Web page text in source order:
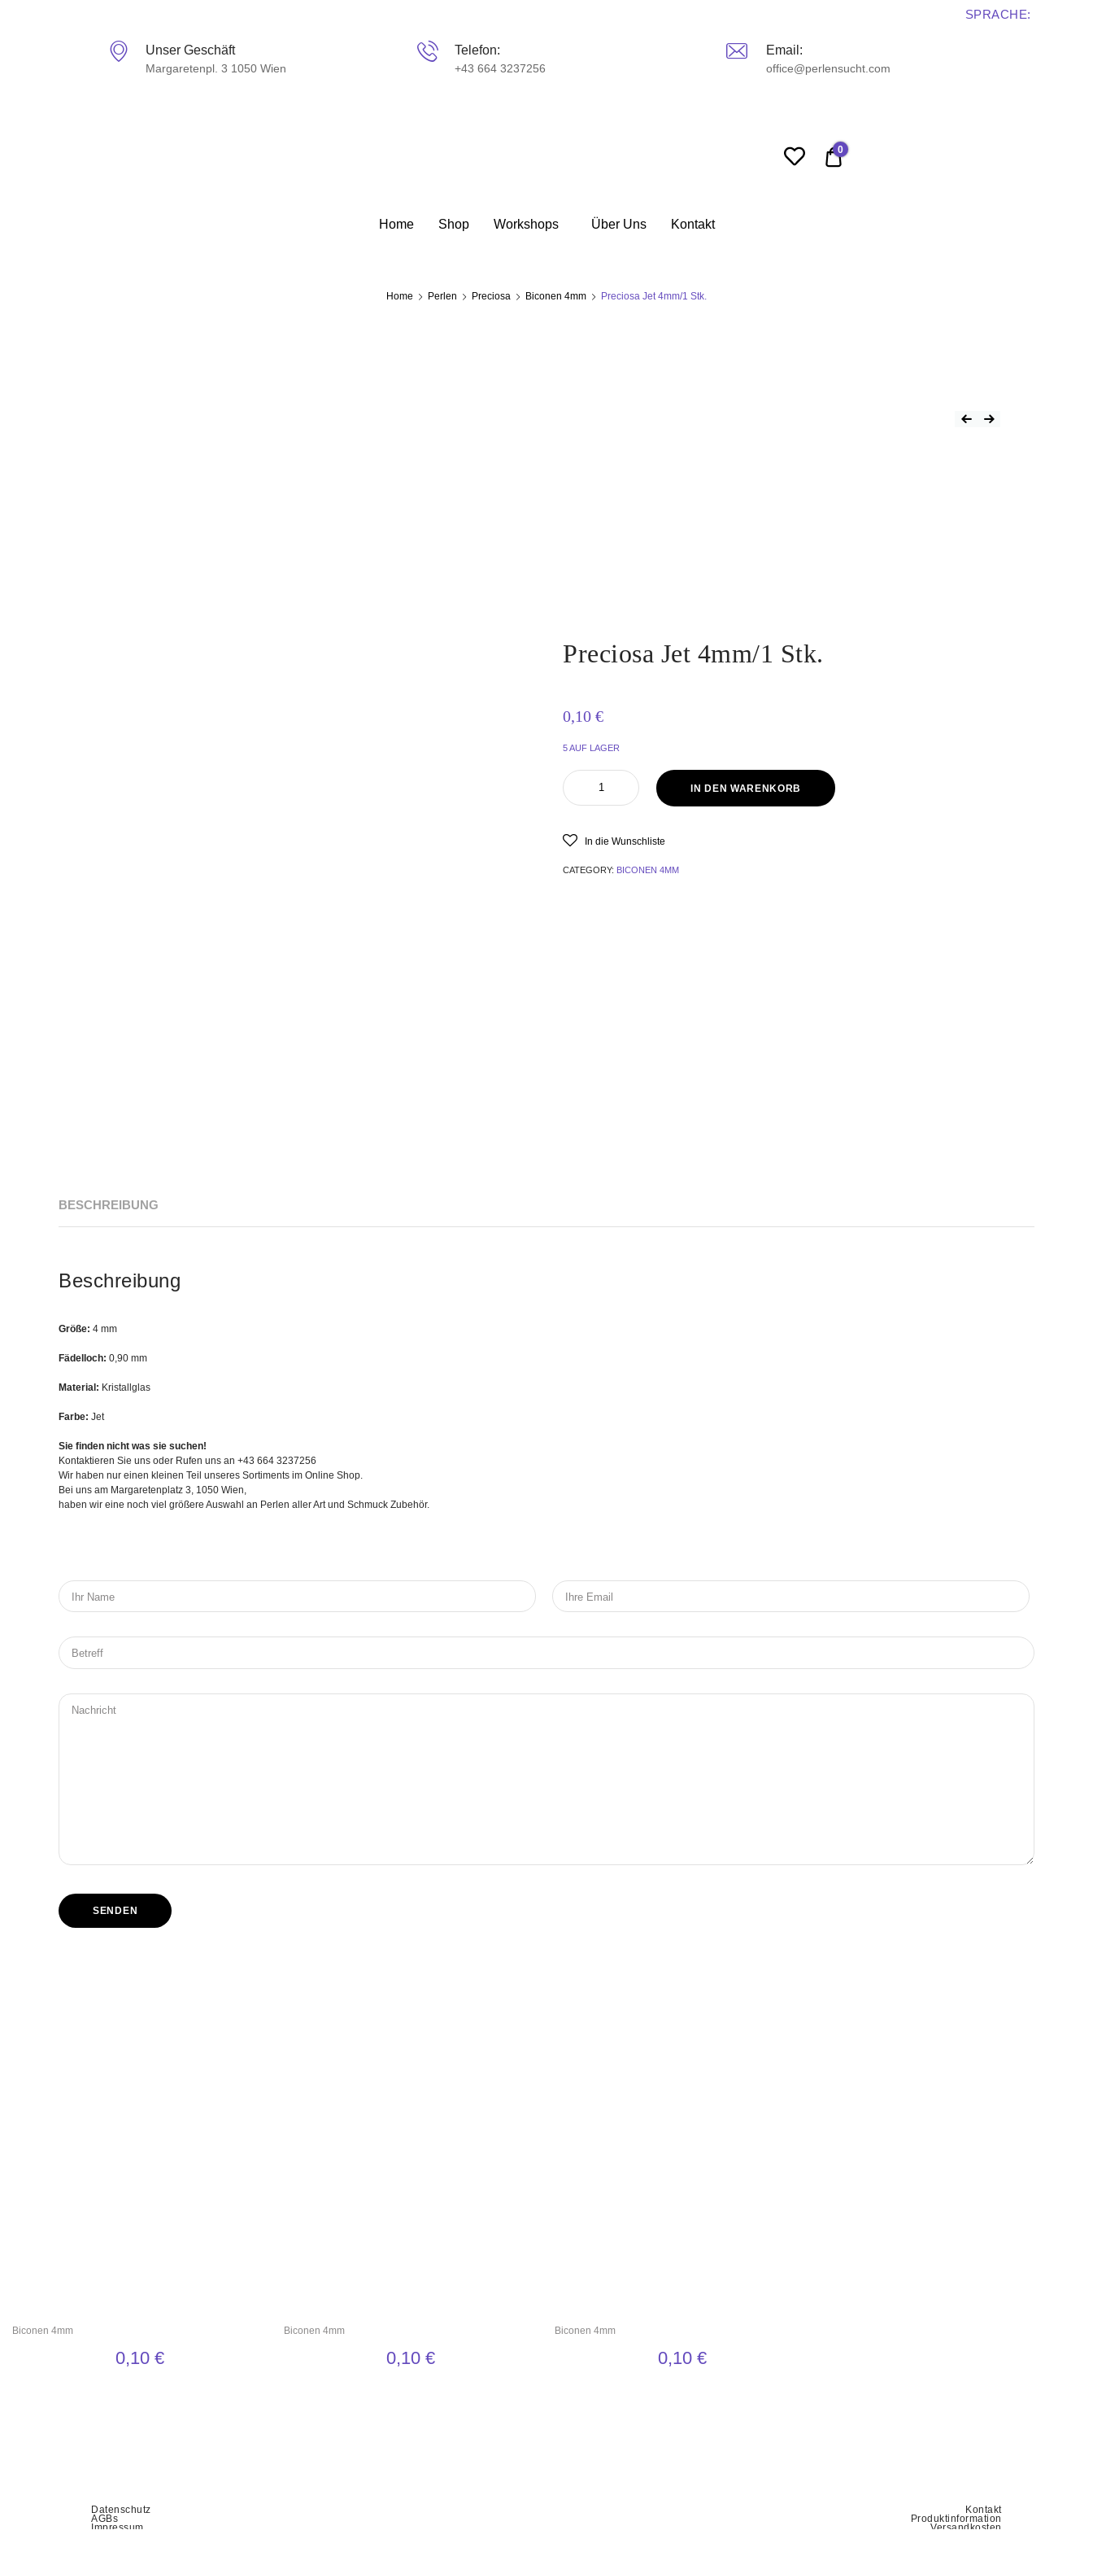
Unser Geschäft
Margaretenpl. 3 1050 Wien
Telefon:
+43 664 3237256
Email:
office@perlensucht.com
SPRACHE:
0,00 €
0
Home Shop Workshops Über Uns Kontakt
Home Perlen Preciosa Biconen 4mm Preciosa Jet 4mm/1 Stk.
Preciosa Jet 4mm/1 Stk.
0,10 €
5 AUF LAGER
IN DEN WARENKORB
In die Wunschliste
CATEGORY: BICONEN 4MM
BESCHREIBUNG
Beschreibung
Größe: 4 mm
Fädelloch: 0,90 mm
Material: Kristallglas
Farbe: Jet
Sie finden nicht was sie suchen!
Kontaktieren Sie uns oder Rufen uns an +43 664 3237256
Wir haben nur einen kleinen Teil unseres Sortiments im Online Shop.
Bei uns am Margaretenplatz 3, 1050 Wien,
haben wir eine noch viel größere Auswahl an Perlen aller Art und Schmuck Zubehör.
Biconen 4mm
0,10 €
Biconen 4mm
0,10€
Biconen 4mm
0,10 €
Datenschutz
AGBs
Impressum
Kontakt
Produktinformation
Versandkosten